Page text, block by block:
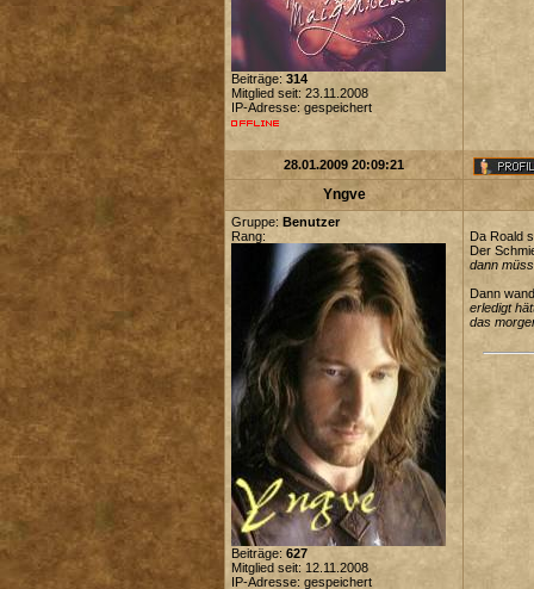
Beiträge: 314
Mitglied seit: 23.11.2008
IP-Adresse: gespeichert
28.01.2009 20:09:21
Yngve
Gruppe: Benutzer
Rang:
Beiträge: 627
Mitglied seit: 12.11.2008
IP-Adresse: gespeichert
Da Roald
Der
dann
Dann
erledigt
das